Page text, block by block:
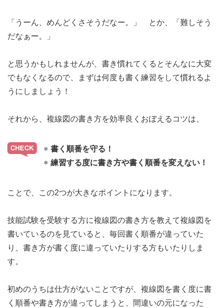
「うーん、めんどくさそうだなー。」 とか、「難しそう
だなぁー。」
と思うかもしれませんが、書き慣れてくるとそんなに大変
でもなくなるので、まずは何度も書く練習をして慣れるよ
うにしましょう！
それから、複線図の書き方を効率良くおぼえるコツは、
書く順番を守る！
練習する度に書き方や書く順番を変えない！
ことで、この2つが大きなポイントになります。
技能試験を受験する方に複線図の書き方を教えて複線図を
書いているのを見ていると、毎回書く順番が違っていた
り、書き方が書く度に違っていたりする方もいたりしま
す。
初めのうちは仕方がないことですが、複線図を書く度に書
く順番や書き方が違ってしまうと、間違いの元になった